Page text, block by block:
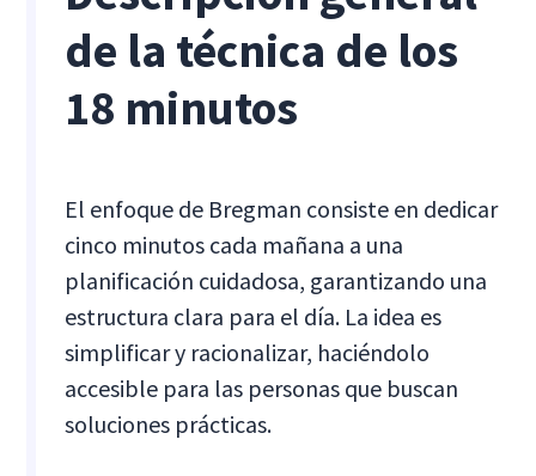
de la técnica de los
18 minutos
El enfoque de Bregman consiste en dedicar
cinco minutos cada mañana a una
planificación cuidadosa, garantizando una
estructura clara para el día. La idea es
simplificar y racionalizar, haciéndolo
accesible para las personas que buscan
soluciones prácticas.